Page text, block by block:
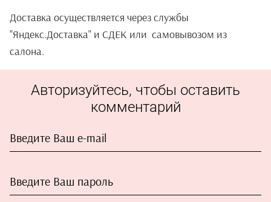
Доставка осуществляется через службы
"Яндекс.Доставка" и СДЕК или самовывозом из
салона.
Авторизуйтесь, чтобы оставить
комментарий